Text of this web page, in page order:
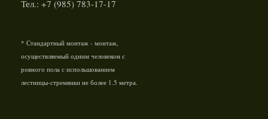
Тел.: +7 (985) 783-17-17
* Стандартный монтаж - монтаж,
осуществляемый одним человеком с
ровного пола с испольшованием
лестницы-стремянки не более 1.5 метра.